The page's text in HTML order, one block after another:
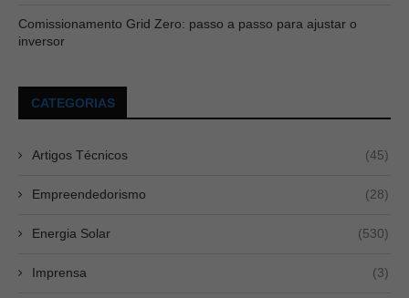
Comissionamento Grid Zero: passo a passo para ajustar o
inversor
CATEGORIAS
Artigos Técnicos (45)
Empreendedorismo (28)
Energia Solar (530)
Imprensa (3)